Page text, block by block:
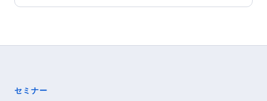
セミナー